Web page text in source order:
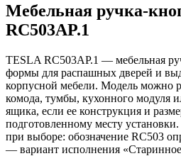
Мебельная ручка-
RC503AP.1
TESLA RC503AP.1 — мебельная
формы для распашных дверей и
корпусной мебели. Модель можно
комода, тумбы, кухонного модуля
ящика, если ее конструкция и
подготовленному месту
при выборе: обозначение RC503
— вариант исполнения